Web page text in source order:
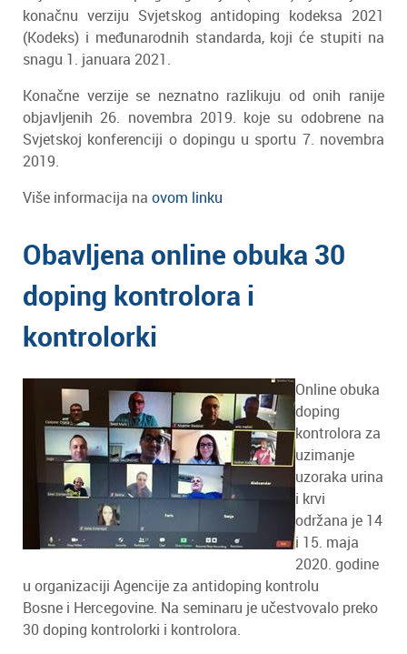
konačnu verziju Svjetskog antidoping kodeksa 2021
(Kodeks) i međunarodnih standarda, koji će stupiti na
snagu 1. januara 2021.
Konačne verzije se neznatno razlikuju od onih ranije
objavljenih 26. novembra 2019. koje su odobrene na
Svjetskoj konferenciji o dopingu u sportu 7. novembra
2019.
Više informacija na ovom linku
Obavljena online obuka 30
doping kontrolora i
kontrolorki
Online obuka
doping
kontrolora za
uzimanje
uzoraka urina
i krvi
održana je 14
i 15. maja
2020. godine
u organizaciji Agencije za antidoping kontrolu
Bosne i Hercegovine. Na seminaru je učestvovalo preko
30 doping kontrolorki i kontrolora.